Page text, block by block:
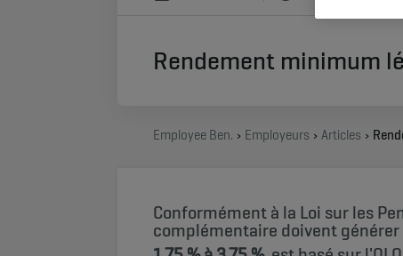
Rendement minimum
Employee Benefits Employeurs Articles
Conformément à la Loi sur les
complémentaire doivent générer